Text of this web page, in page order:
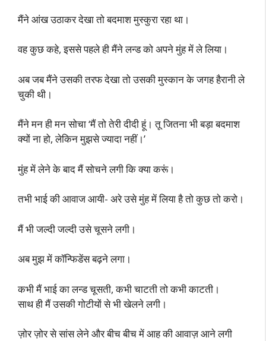
मैंने आंख उठाकर देखा तो बदमाश मुस्कुरा रहा था।
वह कुछ कहे, इससे पहले ही मैंने लन्ड को अपने मुंह में ले लिया।
अब जब मैंने उसकी तरफ देखा तो उसकी मुस्कान के जगह हैरानी ले
चुकी थी।
मैंने मन ही मन सोचा ‘मैं तो तेरी दीदी हूं। तू जितना भी बड़ा बदमाश
क्यों ना हो, लेकिन मुझसे ज्यादा नहीं।’
मुंह में लेने के बाद मैं सोचने लगी कि क्या करूं।
तभी भाई की आवाज आयी- अरे उसे मुंह में लिया है तो कुछ तो करो।
मैं भी जल्दी जल्दी उसे चूसने लगी।
अब मुझ में कॉन्फिडेंस बढ़ने लगा।
कभी मैं भाई का लन्ड चूसती, कभी चाटती तो कभी काटती।
साथ ही मैं उसकी गोटीयों से भी खेलने लगी।
ज़ोर ज़ोर से सांस लेने और बीच बीच में आह की आवाज़ आने लगी